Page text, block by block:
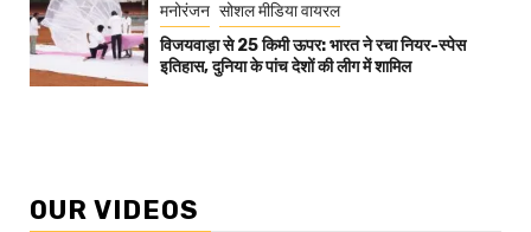
मनोरंजन सोशल मीडिया वायरल
विजयवाड़ा से 25 किमी ऊपर: भारत ने रचा नियर-स्पेस
इतिहास, दुनिया के पांच देशों की लीग में शामिल
OUR VIDEOS